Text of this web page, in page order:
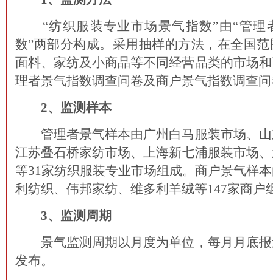
“纺织服装专业市场景气指数”由“管理
数”两部分构成。采用抽样的方法，在全国
面料、家纺及小商品等不同经营品类的市场
理者景气指数调查问卷及商户景气指数调查
2、监测样本
管理者景气样本由广州白马服装市场、山
江苏叠石桥家纺市场、上海新七浦服装市场
等31家纺织服装专业市场组成。商户景气样
利纺织、伟邦家纺、维多利羊绒等147家商户
3、监测周期
景气监测周期以月度为单位，每月月底报
发布。